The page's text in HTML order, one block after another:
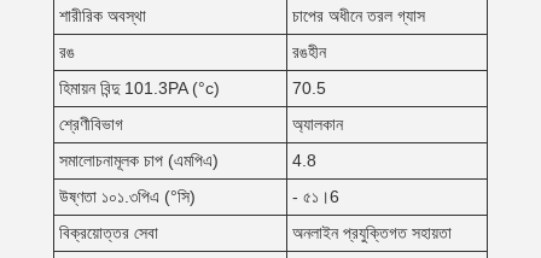
শারীরিক অবস্থা
চাপের অধীনে তরল গ্যাস
রঙ
রঙহীন
হিমায়ন বিন্দু 101.3PA (°c)
70.5
শ্রেণীবিভাগ
অ্যালকান
সমালোচনামূলক চাপ (এমপিএ)
4.8
উষ্ণতা ১০১.৩পিএ (°সি)
- ৫১।6
বিক্রয়োত্তর সেবা
অনলাইন প্রযুক্তিগত সহায়তা